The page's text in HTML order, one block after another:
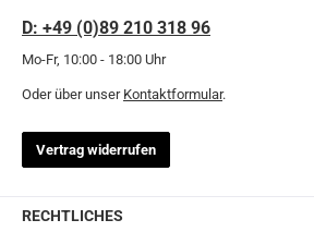
D: +49 (0)89 210 318 96
Mo-Fr, 10:00 - 18:00 Uhr
Oder über unser Kontaktformular.
Vertrag widerrufen
RECHTLICHES